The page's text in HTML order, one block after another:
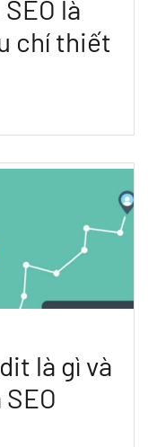
là
chí thiết
là gì và